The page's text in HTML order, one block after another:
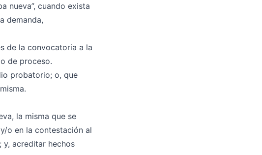
nueva”, cuando exista
demanda,
de la convocatoria a la
de proceso.
probatorio; o, que
la misma que se
o en la contestación al
y, acreditar hechos